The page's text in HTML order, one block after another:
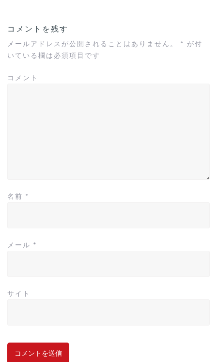
ョ
ン
コメントを残す
メールアドレスが公開されることはありません。 * が付
いている欄は必須項目です
コメント
名前 *
メール *
サイト